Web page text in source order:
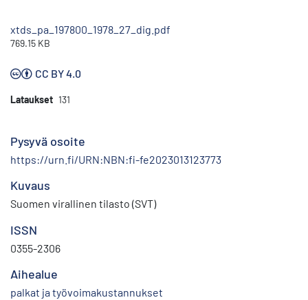
xtds_pa_197800_1978_27_dig.pdf
769.15 KB
CC BY 4.0
Lataukset 131
Pysyvä osoite
https://urn.fi/URN:NBN:fi-fe2023013123773
Kuvaus
Suomen virallinen tilasto (SVT)
ISSN
0355-2306
Aihealue
palkat ja työvoimakustannukset